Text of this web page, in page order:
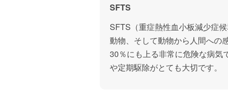
SFTS
SFTS（重症熱性血小板減少症
動物、そして動物から人間への
30％にも上る非常に危険な病気
や定期駆除がとても大切です。